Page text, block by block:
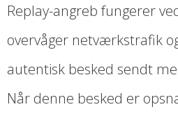
Replay-angreb fungerer
overvåger netværkstrafik
autentisk besked sendt
Når denne besked er